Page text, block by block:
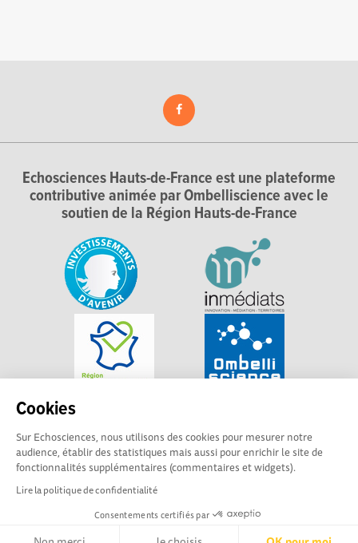
Cookies
Sur Echosciences, nous utilisons des cookies pour mesurer notre
audience, établir des statistiques mais aussi pour enrichir le site de
fonctionnalités supplémentaires (commentaires et widgets).
Lire la politique de confidentialité
Consentements certifiés par
Echosciences Hauts-de-France est une plateforme
contributive animée par Ombelliscience avec le
soutien de la Région Hauts-de-France